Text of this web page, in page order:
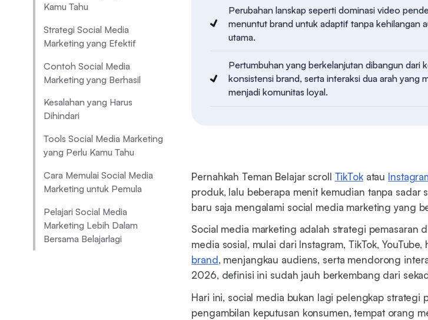
Kamu Tahu
Strategi Social Media
Marketing yang Efektif
Contoh Social Media
Marketing yang Berhasil
Kesalahan yang Harus
Dihindari
Tools Social Media Marketing
yang Perlu Kamu Tahu
Cara Memulai Social Media
Marketing untuk Pemula
Pelajari Social Media
Marketing Lebih Dalam
Bersama Belajarlagi
Perubahan lanskap seperti dominasi video
menuntut brand untuk adaptif tanpa kehilangan
utama.
Pertumbuhan yang berkelanjutan dibangun dari
konsistensi brand, serta interaksi dua arah yang
menjadi komunitas loyal.
Pernahkah Teman Belajar scroll TikTokatau
produk, lalu beberapa menit kemudian tanpa sadar
baru saja mengalami social media marketing yang
Social media marketing adalah strategi pemasaran
media sosial, mulai dari Instagram, TikTok,
brand, menjangkau audiens, serta mendorong
2026, definisi ini sudah jauh berkembang dari
Hari ini, social media bukan lagi pelengkap strategi
pengambilan keputusan konsumen, tempat orang